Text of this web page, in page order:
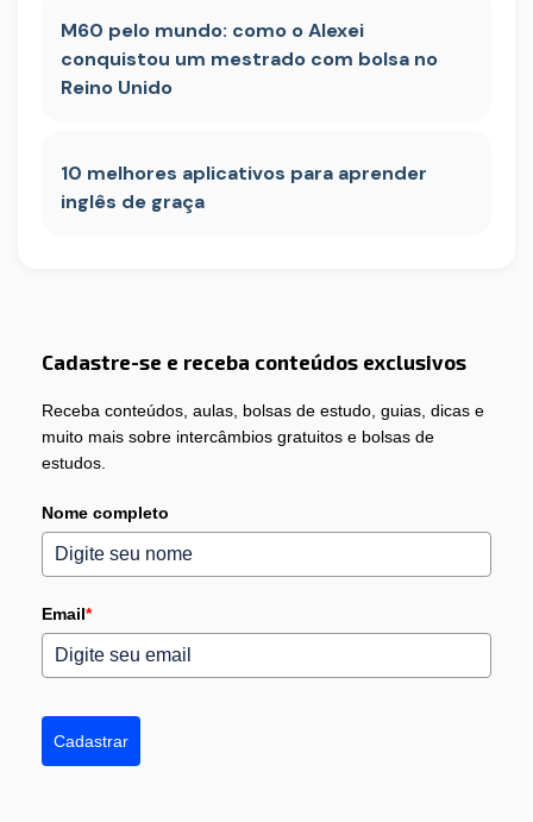
M60 pelo mundo: como o Alexei
conquistou um mestrado com bolsa no
Reino Unido
10 melhores aplicativos para aprender
inglês de graça
Cadastre-se e receba conteúdos exclusivos
Receba conteúdos, aulas, bolsas de estudo, guias, dicas e
muito mais sobre intercâmbios gratuitos e bolsas de
estudos.
Nome completo
Email*
Cadastrar